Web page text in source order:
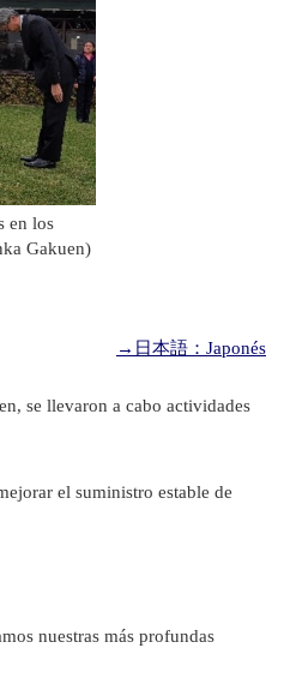
en los
Gakuen)
→日本語：Japonés
se llevaron a cabo actividades
el suministro estable de
nuestras más profundas